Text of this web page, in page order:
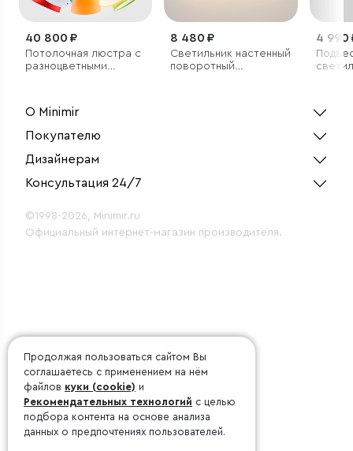
40 800 ₽
Потолочная люстра с
разноцветными
8 480 ₽
Светильник настенный
поворотный
4 990
О Minimir
Покупателю
Дизайнерам
Консультация 24/7
©1998-2026, Minimir.ru
Официальный интернет-магазин производителя.
Продолжая пользоваться сайтом Вы
соглашаетесь с применением на нём
файлов куки (cookie) и
Рекомендательных технологий с целью
подбора контента на основе анализа
данных о предпочтениях пользователей.